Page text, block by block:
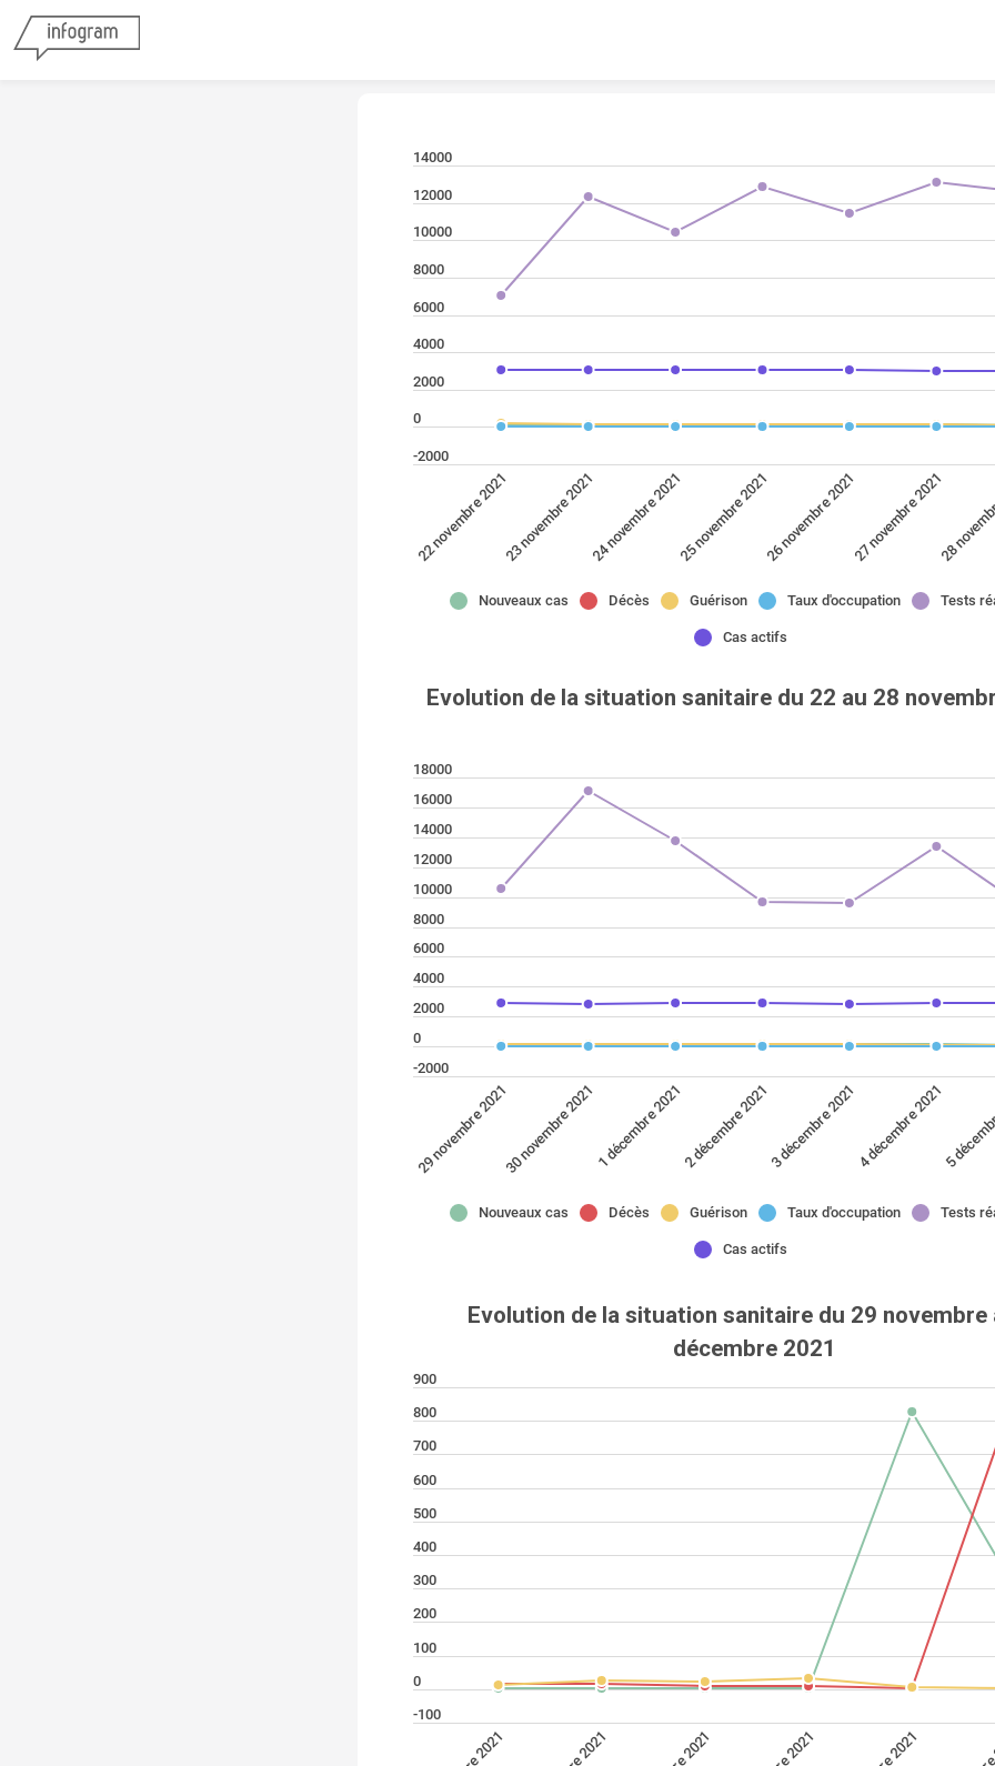
-2000
0
2000
4000
6000
8000
10000
12000
14000
22 novembre 2021 23 novembre 2021 24 novembre 2021 25 novembre 2021 26 novembre 2021 27 novembre 2021 28
Nouveaux cas Décès Guérison Taux d'occupation Tests
Cas actifs
Evolution de la situation sanitaire du 22 au 28
-2000
0
2000
4000
6000
8000
10000
12000
14000
16000
18000
29 novembre 2021 30 novembre 2021 1 décembre 20212 décembre 20213 décembre 20214 décembre 20215
Nouveaux cas Décès Guérison Taux d'occupation Tests
Cas actifs
Evolution de la situation sanitaire du 29 novembre
décembre 2021
-100
0
100
200
300
400
500
600
700
800
900